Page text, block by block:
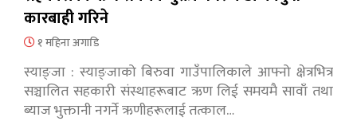
कारबाही गरिने
१ महिना अगाडि
स्याङ्जा : स्याङ्जाको बिरुवा गाउँपालिकाले आफ्नो क्षेत्रभित्र
सञ्चालित सहकारी संस्थाहरूबाट ऋण लिई समयमै सावाँ तथा
ब्याज भुक्तानी नगर्ने ऋणीहरूलाई तत्काल…